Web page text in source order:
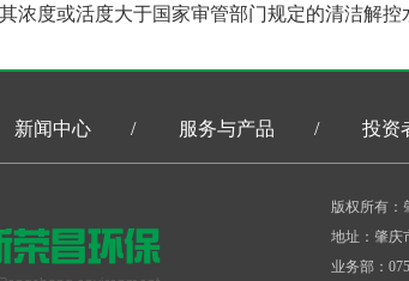
浓度或活度大于国家审管部门规定的清洁解控
新闻中心 / 服务与产品 / 投资
版权所有：
地址：肇庆
业务部：